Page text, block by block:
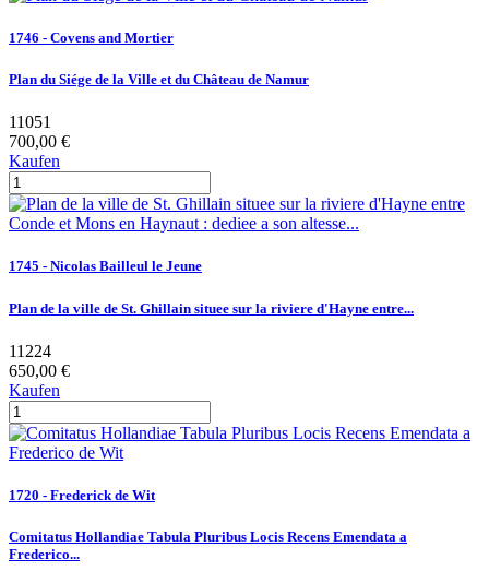
1746 - Covens and Mortier
Plan du Siége de la Ville et du Château de Namur
11051
700,00 €
Kaufen
1745 - Nicolas Bailleul le Jeune
Plan de la ville de St. Ghillain situee sur la riviere d'Hayne entre...
11224
650,00 €
Kaufen
1720 - Frederick de Wit
Comitatus Hollandiae Tabula Pluribus Locis Recens Emendata a
Frederico...